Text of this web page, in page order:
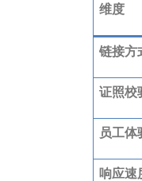
维度
链接方
证照校
员工体
响应速